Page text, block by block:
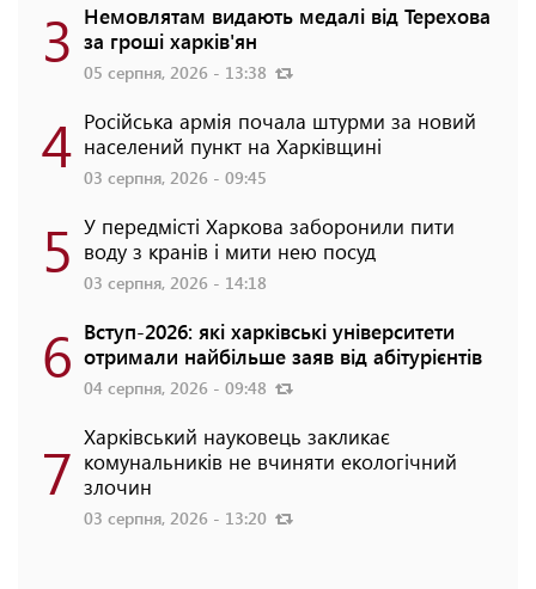
3 Немовлятам видають медалі від Терехова
за гроші харків'ян
05 серпня, 2026 - 13:38
4 Російська армія почала штурми за новий
населений пункт на Харківщині
03 серпня, 2026 - 09:45
5 У передмісті Харкова заборонили пити
воду з кранів і мити нею посуд
03 серпня, 2026 - 14:18
6 Вступ-2026: які харківські університети
отримали найбільше заяв від абітурієнтів
04 серпня, 2026 - 09:48
7 Харківський науковець закликає
комунальників не вчиняти екологічний
злочин
03 серпня, 2026 - 13:20